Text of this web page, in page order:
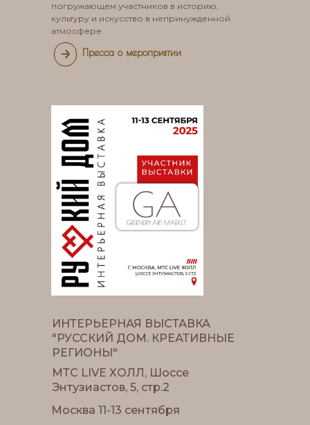
Пресса о мероприятии
погружающем участников в историю,
культуру и искусство в непринужденной
атмосфере
Москва 11-13 сентября
МТС LIVE ХОЛЛ, Шоссе
Энтузиастов, 5, стр.2
ИНТЕРЬЕРНАЯ ВЫСТАВКА
"РУССКИЙ ДОМ. КРЕАТИВНЫЕ
РЕГИОНЫ"